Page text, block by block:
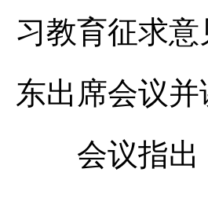
习教育征求
东出席会议并
会议指出，